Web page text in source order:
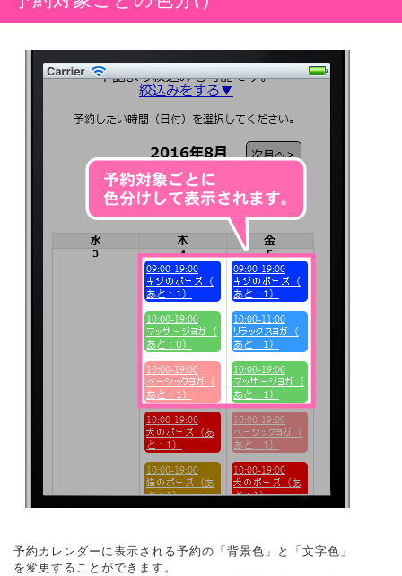
予約カレンダーに表示される予約の「背景色」と「文字色」
を変更することができます。